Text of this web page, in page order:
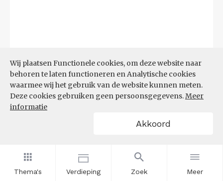
Thema's Verdieping Zoek Meer
Wij plaatsen Functionele cookies, om deze website naar
behoren te laten functioneren en Analytische cookies
waarmee wij het gebruik van de website kunnen meten.
Deze cookies gebruiken geen persoonsgegevens.Meer
informatie
Akkoord